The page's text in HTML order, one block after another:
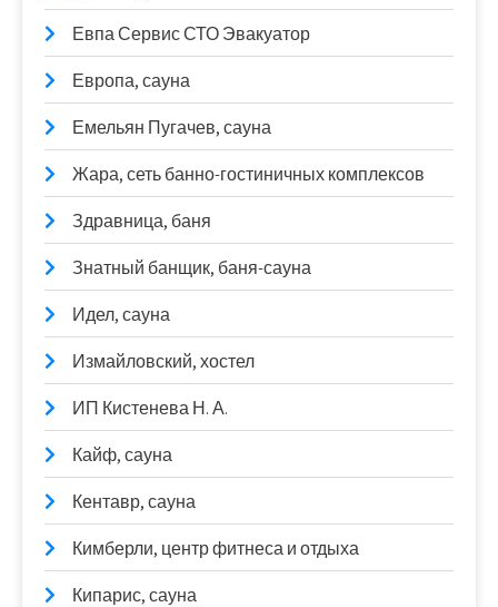
Евпа Сервис СТО Эвакуатор
Европа, сауна
Емельян Пугачев, сауна
Жара, сеть банно-гостиничных комплексов
Здравница, баня
Знатный банщик, баня-сауна
Идел, сауна
Измайловский, хостел
ИП Кистенева Н. А.
Кайф, сауна
Кентавр, сауна
Кимберли, центр фитнеса и отдыха
Кипарис, сауна